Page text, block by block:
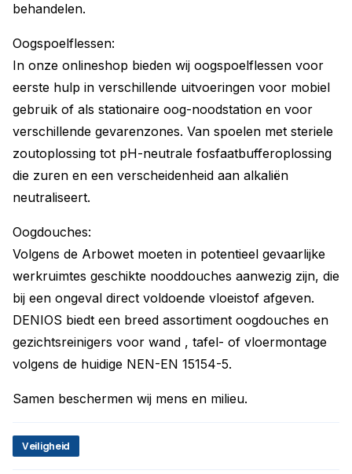
behandelen.
Oogspoelflessen:
In onze onlineshop bieden wij oogspoelflessen voor
eerste hulp in verschillende uitvoeringen voor mobiel
gebruik of als stationaire oog-noodstation en voor
verschillende gevarenzones. Van spoelen met steriele
zoutoplossing tot pH-neutrale fosfaatbufferoplossing
die zuren en een verscheidenheid aan alkaliën
neutraliseert.
Oogdouches:
Volgens de Arbowet moeten in potentieel gevaarlijke
werkruimtes geschikte nooddouches aanwezig zijn, die
bij een ongeval direct voldoende vloeistof afgeven.
DENIOS biedt een breed assortiment oogdouches en
gezichtsreinigers voor wand , tafel- of vloermontage
volgens de huidige NEN-EN 15154-5.
Samen beschermen wij mens en milieu.
Veiligheid